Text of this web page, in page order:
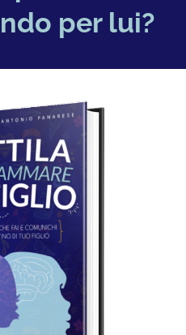
per lui?